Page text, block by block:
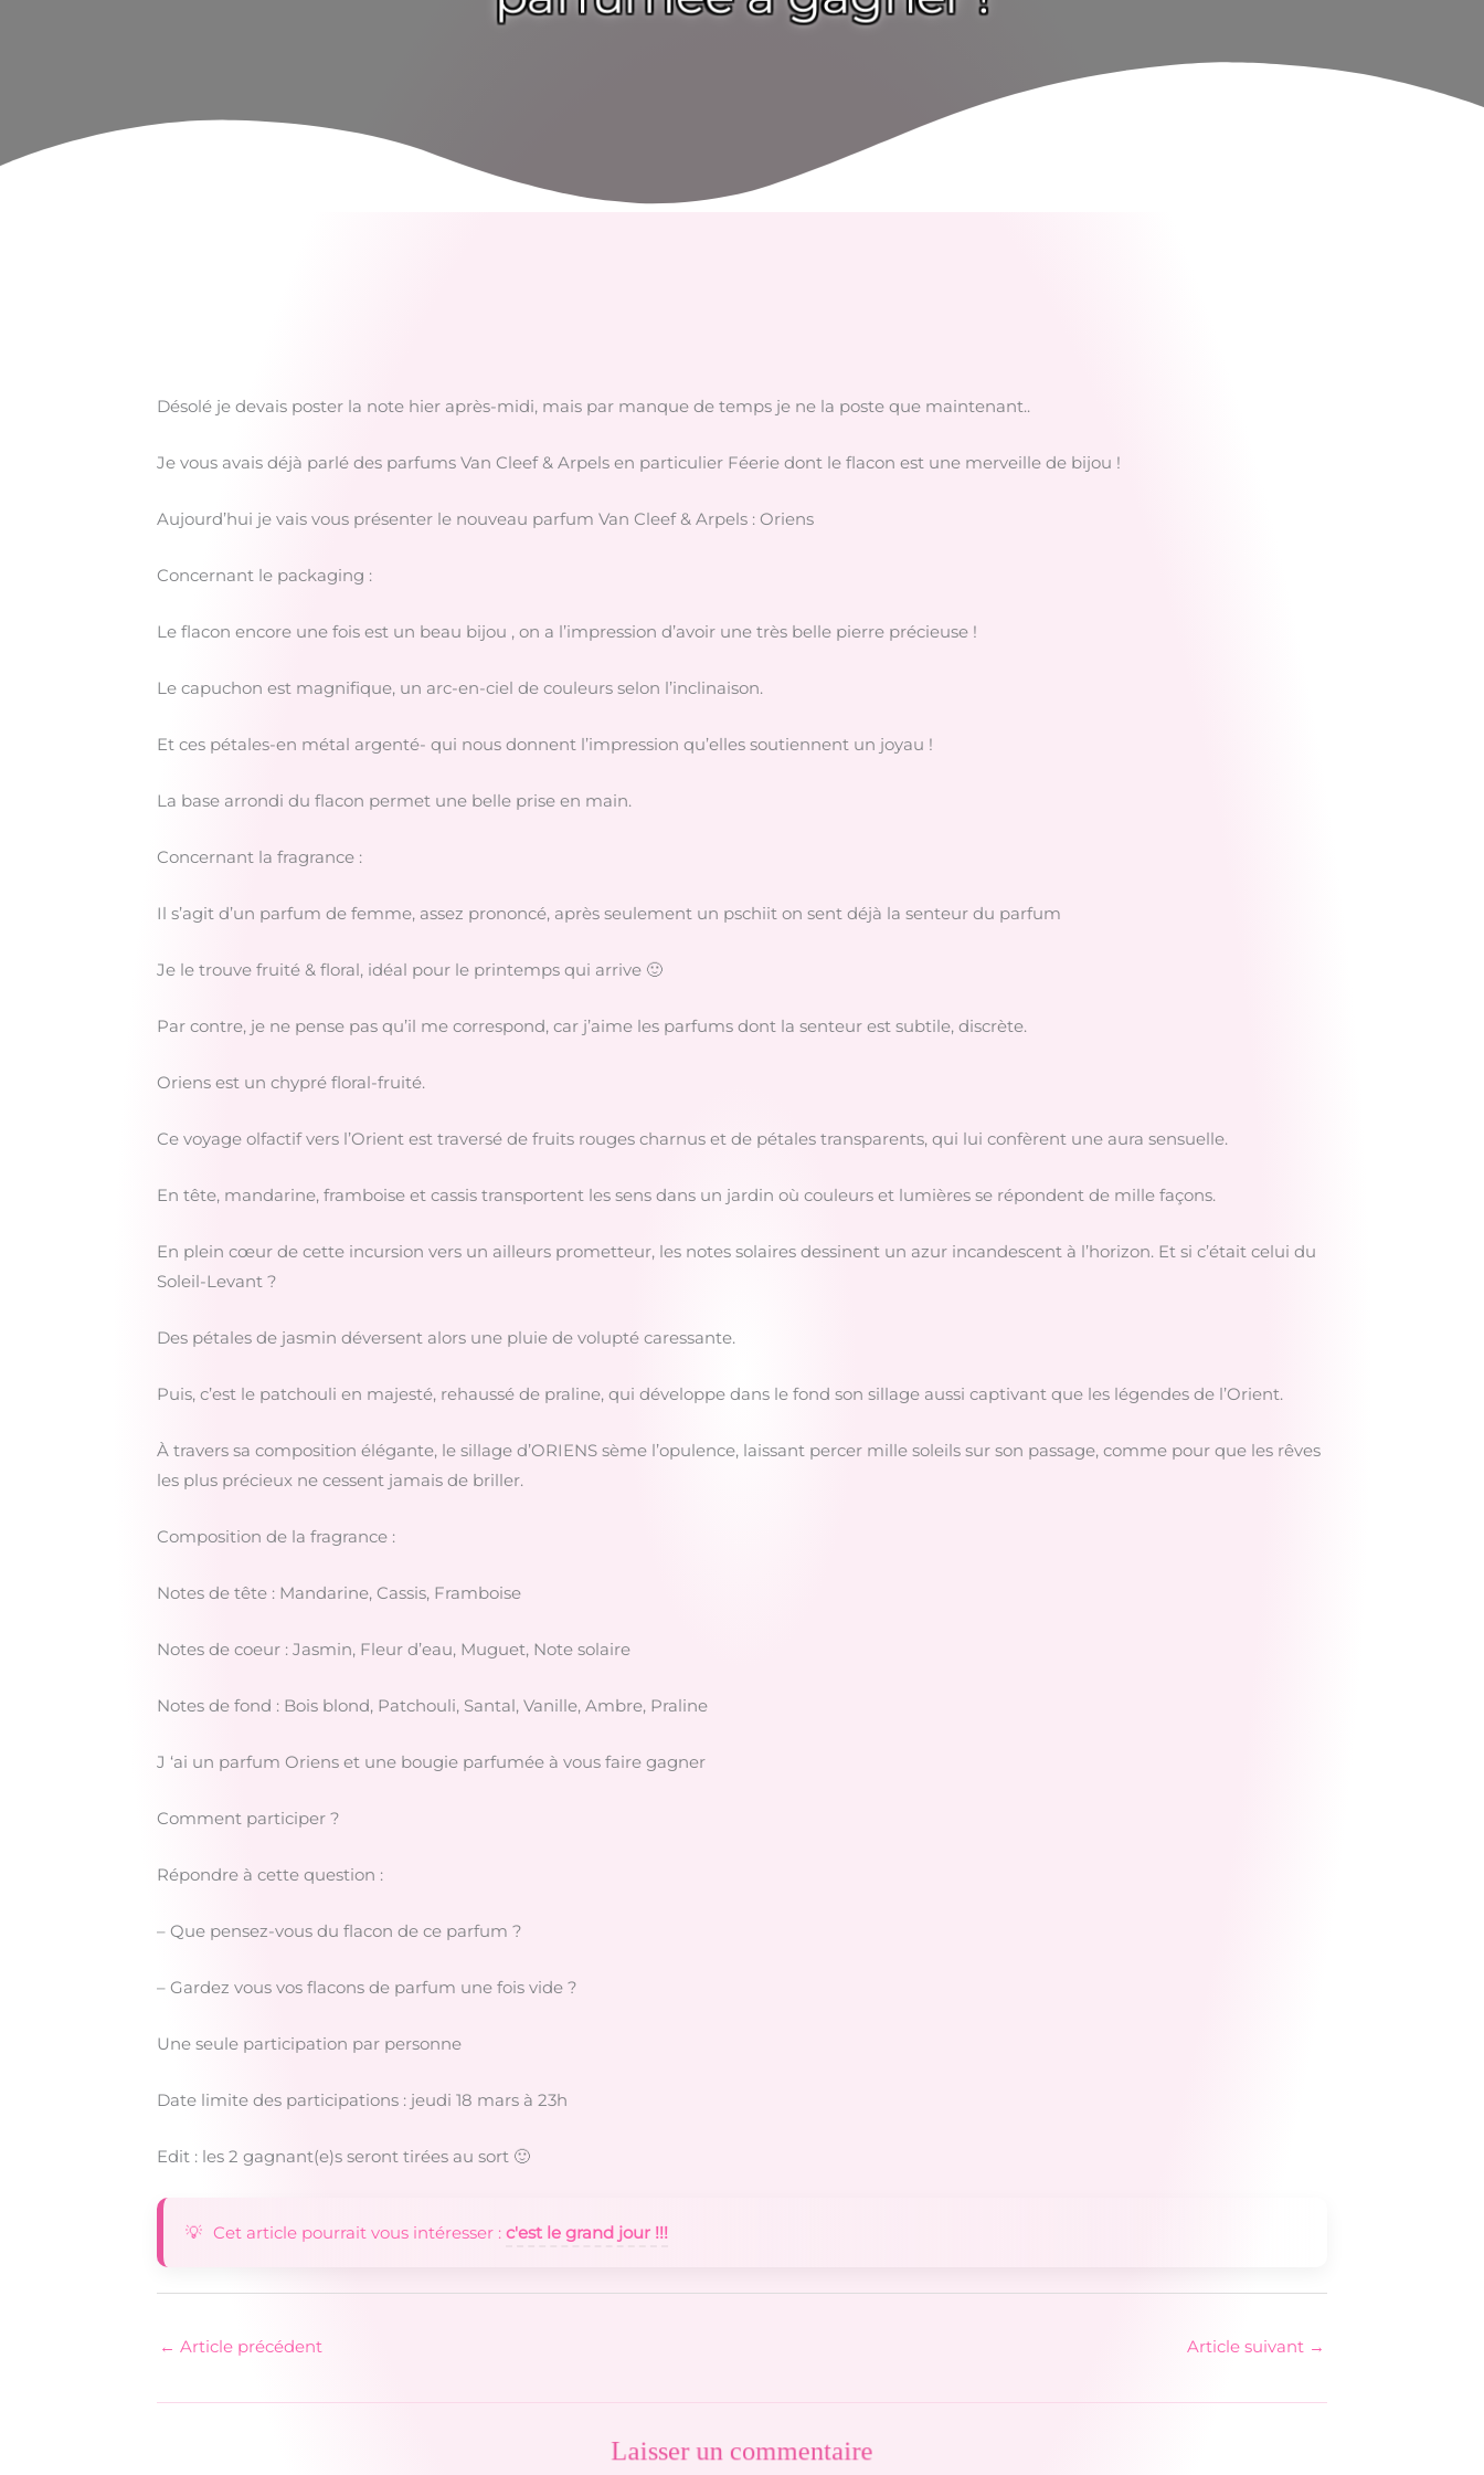
Désolé je devais poster la note hier après-midi, mais par manque de temps je ne la poste que maintenant..
Je vous avais déjà parlé des parfums Van Cleef & Arpels en particulier Féerie dont le flacon est une merveille de bijou !
Aujourd’hui je vais vous présenter le nouveau parfum Van Cleef & Arpels : Oriens
Concernant le packaging :
Le flacon encore une fois est un beau bijou , on a l’impression d’avoir une très belle pierre précieuse !
Le capuchon est magnifique, un arc-en-ciel de couleurs selon l’inclinaison.
Et ces pétales-en métal argenté- qui nous donnent l’impression qu’elles soutiennent un joyau !
La base arrondi du flacon permet une belle prise en main.
Concernant la fragrance :
Il s’agit d’un parfum de femme, assez prononcé, après seulement un pschiit on sent déjà la senteur du parfum
Je le trouve fruité & floral, idéal pour le printemps qui arrive 🙂
Par contre, je ne pense pas qu’il me correspond, car j’aime les parfums dont la senteur est subtile, discrète.
Oriens est un chypré floral-fruité.
Ce voyage olfactif vers l’Orient est traversé de fruits rouges charnus et de pétales transparents, qui lui confèrent une aura sensuelle.
En tête, mandarine, framboise et cassis transportent les sens dans un jardin où couleurs et lumières se répondent de mille façons.
En plein cœur de cette incursion vers un ailleurs prometteur, les notes solaires dessinent un azur incandescent à l’horizon. Et si c’était celui du
Soleil-Levant ?
Des pétales de jasmin déversent alors une pluie de volupté caressante.
Puis, c’est le patchouli en majesté, rehaussé de praline, qui développe dans le fond son sillage aussi captivant que les légendes de l’Orient.
À travers sa composition élégante, le sillage d’ORIENS sème l’opulence, laissant percer mille soleils sur son passage, comme pour que les rêves
les plus précieux ne cessent jamais de briller.
Composition de la fragrance :
Notes de tête : Mandarine, Cassis, Framboise
Notes de coeur : Jasmin, Fleur d’eau, Muguet, Note solaire
Notes de fond : Bois blond, Patchouli, Santal, Vanille, Ambre, Praline
J ‘ai un parfum Oriens et une bougie parfumée à vous faire gagner
Comment participer ?
Répondre à cette question :
– Que pensez-vous du flacon de ce parfum ?
– Gardez vous vos flacons de parfum une fois vide ?
Une seule participation par personne
Date limite des participations : jeudi 18 mars à 23h
Edit : les 2 gagnant(e)s seront tirées au sort 🙂
Cet article pourrait vous intéresser : c'est le grand jour !!!
← Article précédent Article suivant →
Laisser un commentaire